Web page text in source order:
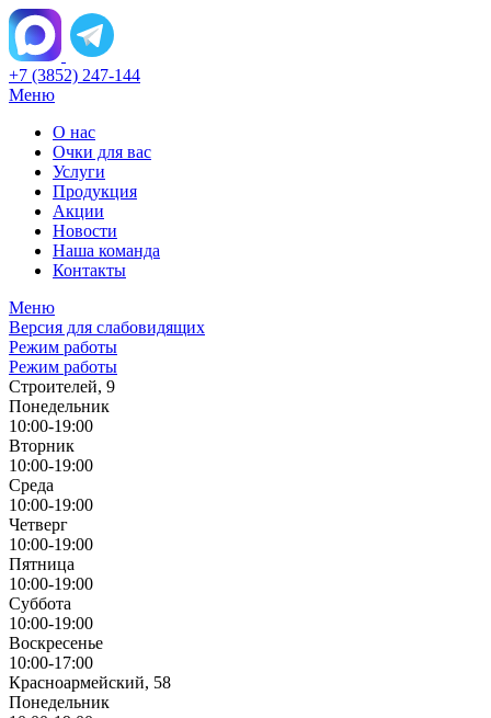
+7 (3852) 247-144
Меню
О нас
Очки для вас
Услуги
Продукция
Акции
Новости
Наша команда
Контакты
Меню
Версия для слабовидящих
Режим работы
Режим работы
Строителей, 9
Понедельник
10:00-19:00
Вторник
10:00-19:00
Среда
10:00-19:00
Четверг
10:00-19:00
Пятница
10:00-19:00
Суббота
10:00-19:00
Воскресенье
10:00-17:00
Красноармейский, 58
Понедельник